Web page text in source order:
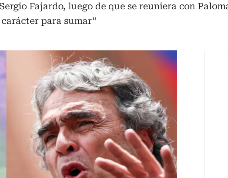
Fajardo, luego de que se reuniera con
para sumar”